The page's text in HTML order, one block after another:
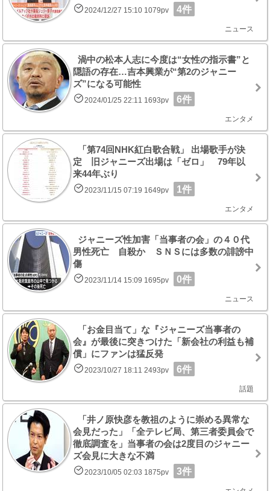
2024/12/27 15:10 1079pv 4件
ニュース
渦中の松本人志に今度は“女性の指示書”と
隠語の存在…吉本興業が“第2のジャニー
ズ”になる可能性
2024/01/25 22:11 1693pv 6件
エンタメ
「第74回NHK紅白歌合戦」 出場歌手が決
定 旧ジャニーズ出場は「ゼロ」 79年以
来44年ぶり
2023/11/15 07:19 1649pv 1件
エンタメ
ジャニーズ性加害「当事者の会」の４０代
男性死亡 自殺か ＳＮＳには多数の誹謗中
傷
2023/11/14 15:09 1695pv 0件
ニュース
「お金目当て」な『ジャニーズ当事者の
会』が最後に突きつけた「新会社の利益も補
償」にファンは猛反発
2023/10/27 18:11 2493pv 6件
話題
「井ノ原快彦を教祖のように崇める異常な
会見だった」「全テレビ局、第三者委員会で
徹底調査を」当事者の会は2度目のジャニー
ズ会見に大きな不満
2023/10/05 02:03 1875pv 3件